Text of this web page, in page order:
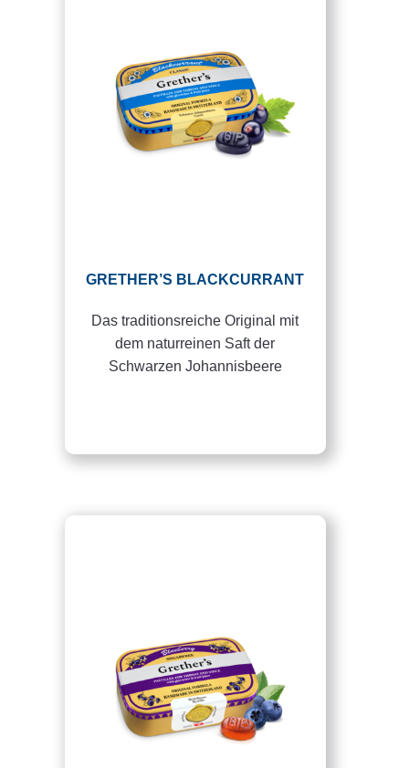
GRETHER’S BLACKCURRANT
Das traditionsreiche Original mit
dem naturreinen Saft der
Schwarzen Johannisbeere